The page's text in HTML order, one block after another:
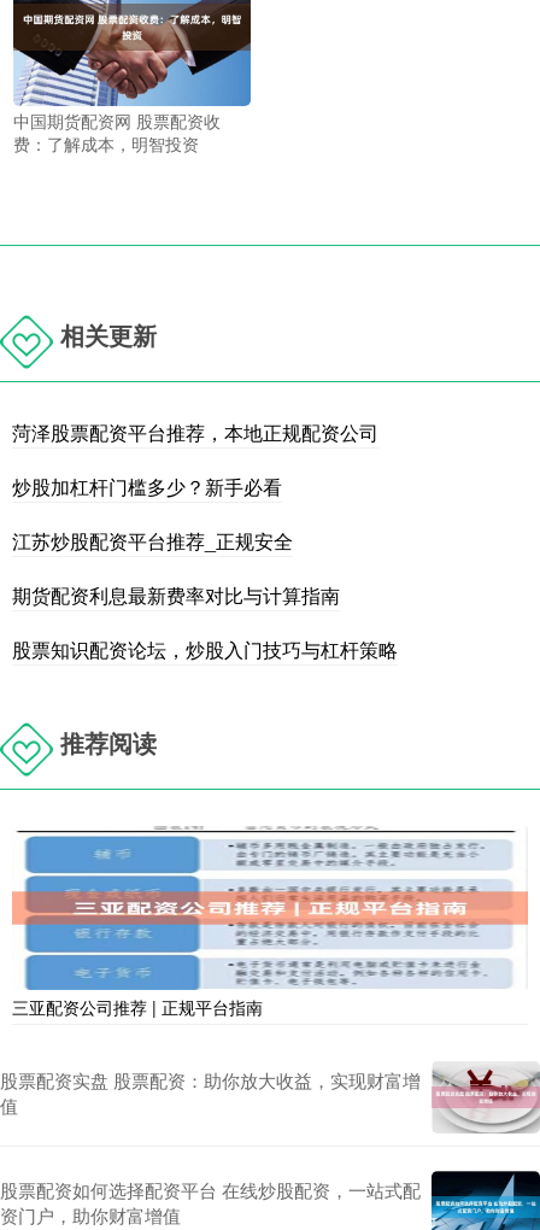
中国期货配资网 股票配资收
费：了解成本，明智投资
相关更新
菏泽股票配资平台推荐，本地正规配资公司
炒股加杠杆门槛多少？新手必看
江苏炒股配资平台推荐_正规安全
期货配资利息最新费率对比与计算指南
股票知识配资论坛，炒股入门技巧与杠杆策略
推荐阅读
三亚配资公司推荐 | 正规平台指南
股票配资实盘 股票配资：助你放大收益，实现财富增
值
股票配资如何选择配资平台 在线炒股配资，一站式配
资门户，助你财富增值